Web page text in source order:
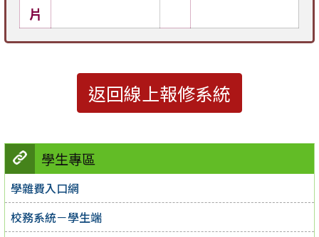
學生專區
學雜費入口網
校務系統－學生端
片
返回線上報修系統